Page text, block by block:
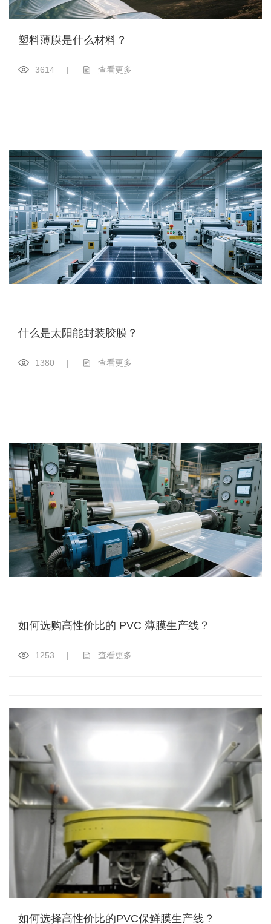
塑料薄膜是什么材料？
3614 | 查看更多
什么是太阳能封装胶膜？
1380 | 查看更多
如何选购高性价比的 PVC 薄膜生产线？
1253 | 查看更多
如何选择高性价比的PVC保鲜膜生产线？